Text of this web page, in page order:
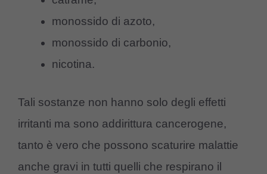
monossido di azoto,
monossido di carbonio,
nicotina.
Tali sostanze non hanno solo degli effetti
irritanti ma sono addirittura cancerogene,
tanto è vero che possono scaturire malattie
anche gravi in tutti quelli che respirano il